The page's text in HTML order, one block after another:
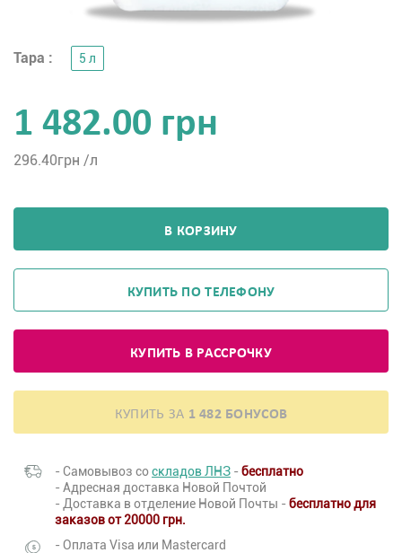
Тара : 5 л
1 482.00 грн
296.40грн /л
В КОРЗИНУ
КУПИТЬ ПО ТЕЛЕФОНУ
КУПИТЬ В РАССРОЧКУ
КУПИТЬ ЗА 1 482 БОНУСОВ
- Самовывоз соскладов ЛНЗ - бесплатно
- Адресная доставка Новой Почтой
- Доставка в отделение Новой Почты - бесплатно для
заказов от 20000 грн.
- Оплата Visa или Mastercard